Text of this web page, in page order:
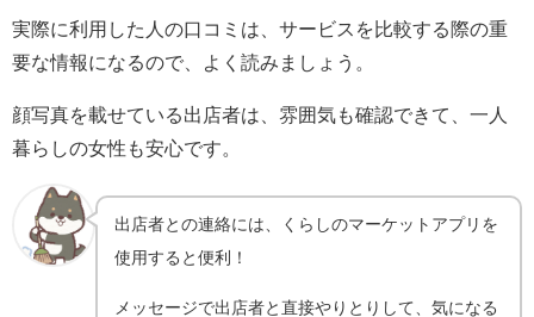
実際に利用した人の口コミは、サービスを比較する際の重
要な情報になるので、よく読みましょう。
顔写真を載せている出店者は、雰囲気も確認できて、一人
暮らしの女性も安心です。
出店者との連絡には、くらしのマーケットアプリを
使用すると便利！
メッセージで出店者と直接やりとりして、気になる